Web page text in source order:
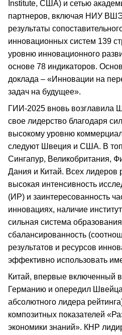
Institute, США) и сетью
партнеров, включая НИУ
результаты
инновационных систем 139
уровню инновационного
основе 78 индикаторов.
доклада – «Инновации на
задач на будущее».
ГИИ-2025 вновь возглавила
свое лидерство благодаря
высокому уровню
следуют Швеция и США. В
Сингапур, Великобритания,
Дания и Китай. Всех лидеров
высокая интенсивность
(ИР) и заинтересованность
инновациях, наличие
сильная система
сбалансированность
результатов и ресурсов
эффективно использовать
Китай, впервые включенный
Германию и опередил
абсолютного лидера
композитных показателей
экономики знаний». КНР